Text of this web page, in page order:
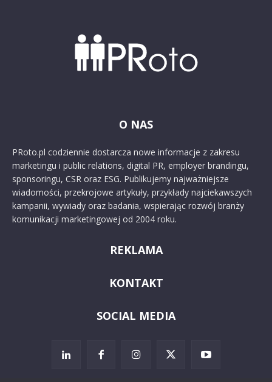
O NAS
PRoto.pl codziennie dostarcza nowe informacje z zakresu
marketingu i public relations, digital PR, employer brandingu,
sponsoringu, CSR oraz ESG. Publikujemy najważniejsze
wiadomości, przekrojowe artykuły, przykłady najciekawszych
kampanii, wywiady oraz badania, wspierając rozwój branży
komunikacji marketingowej od 2004 roku.
REKLAMA
KONTAKT
SOCIAL MEDIA